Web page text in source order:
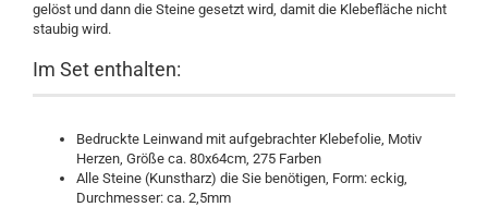
gelöst und dann die Steine gesetzt wird, damit die Klebefläche nicht
staubig wird.
Im Set enthalten:
Bedruckte Leinwand mit aufgebrachter Klebefolie, Motiv
Herzen, Größe ca. 80x64cm, 275 Farben
Alle Steine (Kunstharz) die Sie benötigen, Form: eckig,
Durchmesser: ca. 2,5mm